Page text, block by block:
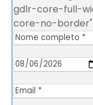
gdlr-core-full-
core-no-border"